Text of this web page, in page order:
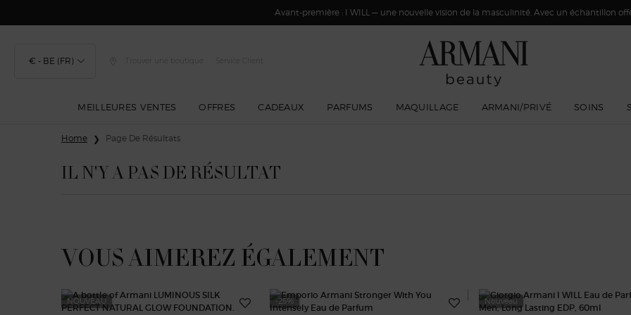
Avant-première : I WILL — une nouvelle vision de la masculinité. Avec un échantillon
€ - BE (FR) Trouver une boutique Service Client
MEILLEURES VENTES OFFRES CADEAUX PARFUMS MAQUILLAGE ARMANI/PRIVÉ SOINS
Home Page De Résultats
IL N'Y A PAS DE RÉSULTAT
VOUS AIMEREZ ÉGALEMENT
NOUVEAU -25% Nouveau